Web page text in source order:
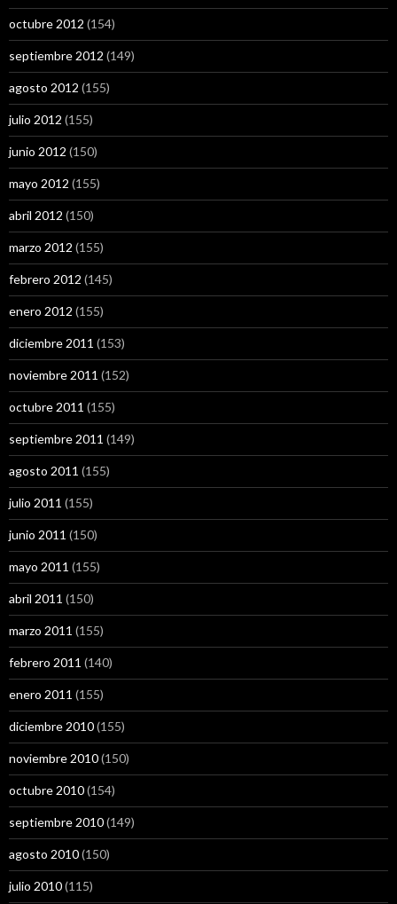
octubre 2012 (154)
septiembre 2012 (149)
agosto 2012 (155)
julio 2012 (155)
junio 2012 (150)
mayo 2012 (155)
abril 2012 (150)
marzo 2012 (155)
febrero 2012 (145)
enero 2012 (155)
diciembre 2011 (153)
noviembre 2011 (152)
octubre 2011 (155)
septiembre 2011 (149)
agosto 2011 (155)
julio 2011 (155)
junio 2011 (150)
mayo 2011 (155)
abril 2011 (150)
marzo 2011 (155)
febrero 2011 (140)
enero 2011 (155)
diciembre 2010(155)
noviembre 2010(150)
octubre 2010(154)
septiembre 2010(149)
agosto 2010(150)
julio 2010(115)